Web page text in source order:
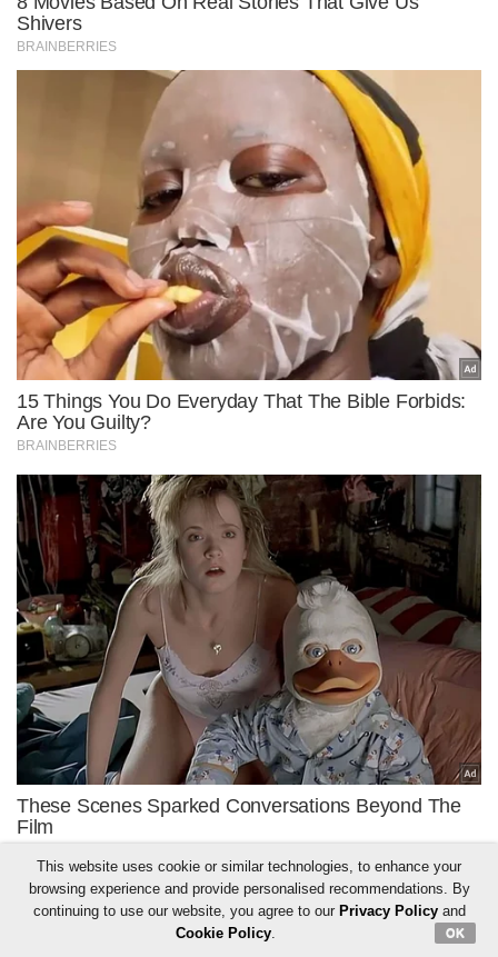
This website uses cookie or similar technologies, to enhance your
browsing experience and provide personalised recommendations. By
continuing to use our website, you agree to our Privacy Policyand
Cookie Policy. OK